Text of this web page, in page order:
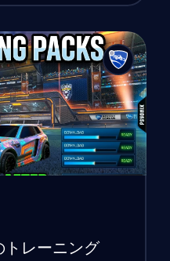
レーニング